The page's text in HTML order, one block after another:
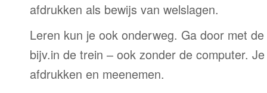
afdrukken als bewijs van welslagen.
Leren kun je ook onderweg. Ga door met
bijv.in de trein – ook zonder de computer.
afdrukken en meenemen.